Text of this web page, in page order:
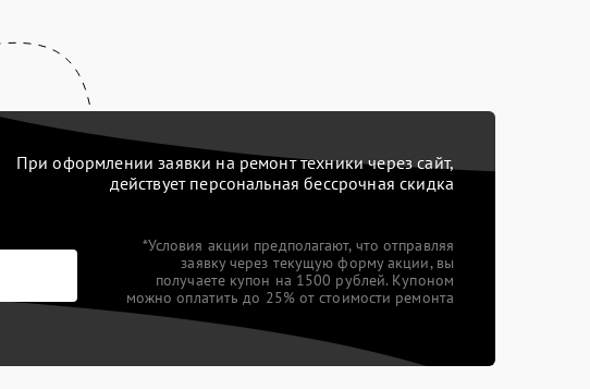
При оформлении заявки на ремонт техники через сайт,
действует персональная бессрочная скидка
*Условия акции предполагают, что отправляя
заявку через текущую форму акции, вы
получаете купон на 1500 рублей. Купоном
можно оплатить до 25% от стоимости ремонта